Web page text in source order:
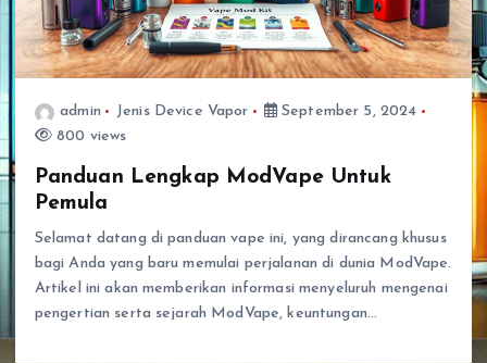
admin Jenis Device Vapor
September 5, 2024
800 views
Panduan Lengkap ModVape Untuk
Pemula
Selamat datang di panduan vape ini, yang dirancang khusus
bagi Anda yang baru memulai perjalanan di dunia ModVape.
Artikel ini akan memberikan informasi menyeluruh mengenai
pengertian serta sejarah ModVape, keuntungan…